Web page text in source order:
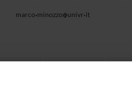
marco minozzo univr it